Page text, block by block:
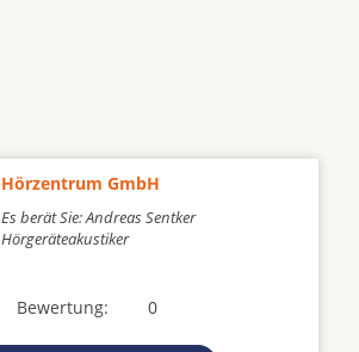
Hörzentrum GmbH
Es berät Sie: Andreas Sentker
Hörgeräteakustiker
0
Bewertung: